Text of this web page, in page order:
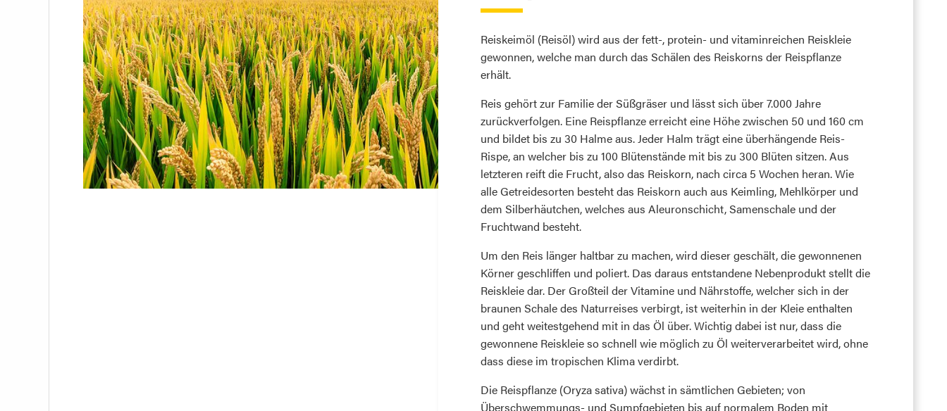
Reiskeimöl (Reisöl) wird aus der fett-, protein- und vitaminreichen Reiskleie
gewonnen, welche man durch das Schälen des Reiskorns der Reispflanze
erhält.
Reis gehört zur Familie der Süßgräser und lässt sich über 7.000 Jahre
zurückverfolgen. Eine Reispflanze erreicht eine Höhe zwischen 50 und 160 cm
und bildet bis zu 30 Halme aus. Jeder Halm trägt eine überhängende Reis-
Rispe, an welcher bis zu 100 Blütenstände mit bis zu 300 Blüten sitzen. Aus
letzteren reift die Frucht, also das Reiskorn, nach circa 5 Wochen heran. Wie
alle Getreidesorten besteht das Reiskorn auch aus Keimling, Mehlkörper und
dem Silberhäutchen, welches aus Aleuronschicht, Samenschale und der
Fruchtwand besteht.
Um den Reis länger haltbar zu machen, wird dieser geschält, die gewonnenen
Körner geschliffen und poliert. Das daraus entstandene Nebenprodukt stellt die
Reiskleie dar. Der Großteil der Vitamine und Nährstoffe, welcher sich in der
braunen Schale des Naturreises verbirgt, ist weiterhin in der Kleie enthalten
und geht weitestgehend mit in das Öl über. Wichtig dabei ist nur, dass die
gewonnene Reiskleie so schnell wie möglich zu Öl weiterverarbeitet wird, ohne
dass diese im tropischen Klima verdirbt.
Die Reispflanze (Oryza sativa) wächst in sämtlichen Gebieten; von
Überschwemmungs- und Sumpfgebieten bis auf normalem Boden mit